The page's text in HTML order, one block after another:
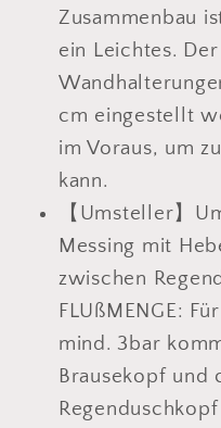
Zusammenbau
ein Leichtes.
cm eingestellt
im Voraus, um
kann.
【Umsteller】
Messing mit
zwischen
FLUßMENGE:
mind. 3bar
Brausekopf und